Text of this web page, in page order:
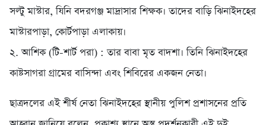
সল্টু মাস্টার, যিনি বদরগঞ্জ মাদ্রাসার শিক্ষক। তাদের বাড়ি ঝিনাইদহের
মাস্টারপাড়া, কোর্টপাড়া এলাকায়।
২. আশিক (টি-শার্ট পরা) : তার বাবা মৃত বাদশা। তিনি ঝিনাইদহের
কাষ্টসাগরা গ্রামের বাসিন্দা এবং শিবিরের একজন নেতা।
ছাত্রদলের এই শীর্ষ নেতা ঝিনাইদহের স্থানীয় পুলিশ প্রশাসনের প্রতি